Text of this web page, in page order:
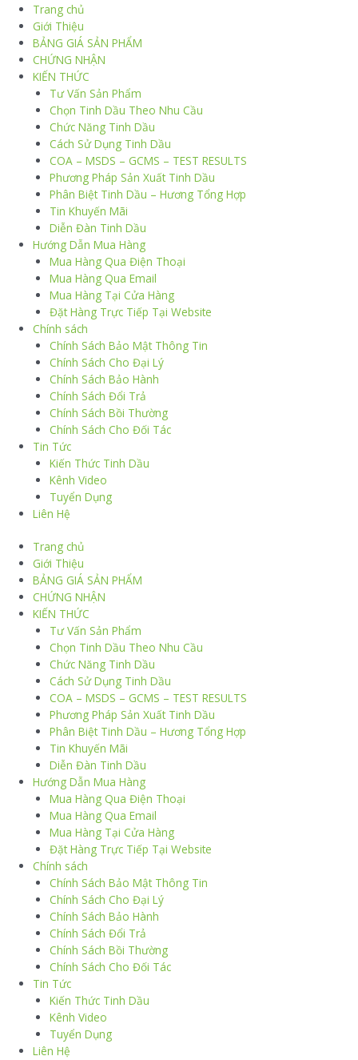
Trang chủ
Giới Thiệu
BẢNG GIÁ SẢN PHẨM
CHỨNG NHẬN
KIẾN THỨC
Tư Vấn Sản Phẩm
Chọn Tinh Dầu Theo Nhu Cầu
Chức Năng Tinh Dầu
Cách Sử Dụng Tinh Dầu
COA – MSDS – GCMS – TEST RESULTS
Phương Pháp Sản Xuất Tinh Dầu
Phân Biệt Tinh Dầu – Hương Tổng Hợp
Tin Khuyến Mãi
Diễn Đàn Tinh Dầu
Hướng Dẫn Mua Hàng
Mua Hàng Qua Điện Thoại
Mua Hàng Qua Email
Mua Hàng Tại Cửa Hàng
Đặt Hàng Trực Tiếp Tại Website
Chính sách
Chính Sách Bảo Mật Thông Tin
Chính Sách Cho Đại Lý
Chính Sách Bảo Hành
Chính Sách Đổi Trả
Chính Sách Bồi Thường
Chính Sách Cho Đối Tác
Tin Tức
Kiến Thức Tinh Dầu
Kênh Video
Tuyển Dụng
Liên Hệ
Trang chủ
Giới Thiệu
BẢNG GIÁ SẢN PHẨM
CHỨNG NHẬN
KIẾN THỨC
Tư Vấn Sản Phẩm
Chọn Tinh Dầu Theo Nhu Cầu
Chức Năng Tinh Dầu
Cách Sử Dụng Tinh Dầu
COA – MSDS – GCMS – TEST RESULTS
Phương Pháp Sản Xuất Tinh Dầu
Phân Biệt Tinh Dầu – Hương Tổng Hợp
Tin Khuyến Mãi
Diễn Đàn Tinh Dầu
Hướng Dẫn Mua Hàng
Mua Hàng Qua Điện Thoại
Mua Hàng Qua Email
Mua Hàng Tại Cửa Hàng
Đặt Hàng Trực Tiếp Tại Website
Chính sách
Chính Sách Bảo Mật Thông Tin
Chính Sách Cho Đại Lý
Chính Sách Bảo Hành
Chính Sách Đổi Trả
Chính Sách Bồi Thường
Chính Sách Cho Đối Tác
Tin Tức
Kiến Thức Tinh Dầu
Kênh Video
Tuyển Dụng
Liên Hệ